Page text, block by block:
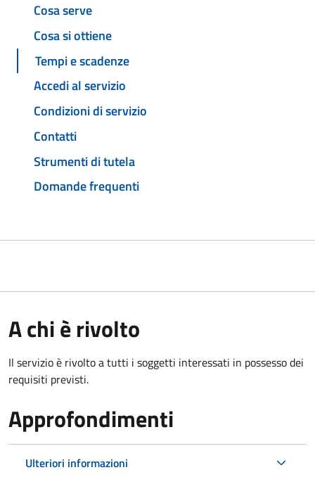
Cosa serve
Cosa si ottiene
Tempi e scadenze
Accedi al servizio
Condizioni di servizio
Contatti
Strumenti di tutela
Domande frequenti
A chi è rivolto
Il servizio è rivolto a tutti i soggetti interessati in possesso dei
requisiti previsti.
Approfondimenti
Ulteriori informazioni